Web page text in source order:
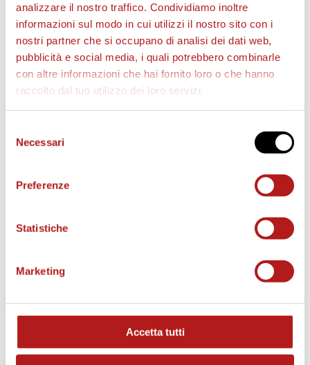
analizzare il nostro traffico. Condividiamo inoltre
informazioni sul modo in cui utilizzi il nostro sito con i
nostri partner che si occupano di analisi dei dati web,
pubblicità e social media, i quali potrebbero combinarle
con altre informazioni che hai fornito loro o che hanno
raccolto dal tuo utilizzo dei loro servizi.
delNecessari
Preferenze
Statistiche
Marketing
Accetta tutti
MATCH PROGRAM